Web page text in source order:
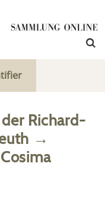
Richard-
→